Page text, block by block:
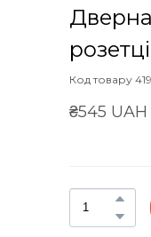
Код товару 419
₴545 UAH